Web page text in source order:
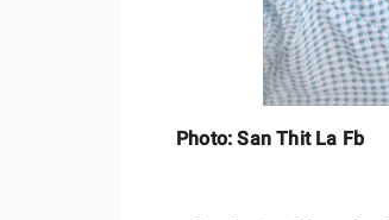
Photo: San Thit La Fb